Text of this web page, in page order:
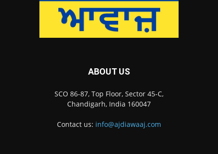
ABOUT US
SCO 86-87, Top Floor, Sector 45-C,
Chandigarh, India 160047
Contact us: info@ajdiawaaj.com